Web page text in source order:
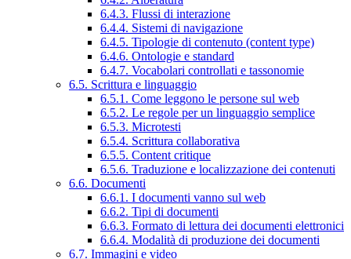
6.4.3. Flussi di interazione
6.4.4. Sistemi di navigazione
6.4.5. Tipologie di contenuto (content type)
6.4.6. Ontologie e standard
6.4.7. Vocabolari controllati e tassonomie
6.5. Scrittura e linguaggio
6.5.1. Come leggono le persone sul web
6.5.2. Le regole per un linguaggio semplice
6.5.3. Microtesti
6.5.4. Scrittura collaborativa
6.5.5. Content critique
6.5.6. Traduzione e localizzazione dei contenuti
6.6. Documenti
6.6.1. I documenti vanno sul web
6.6.2. Tipi di documenti
6.6.3. Formato di lettura dei documenti elettronici
6.6.4. Modalità di produzione dei documenti
6.7. Immagini e video